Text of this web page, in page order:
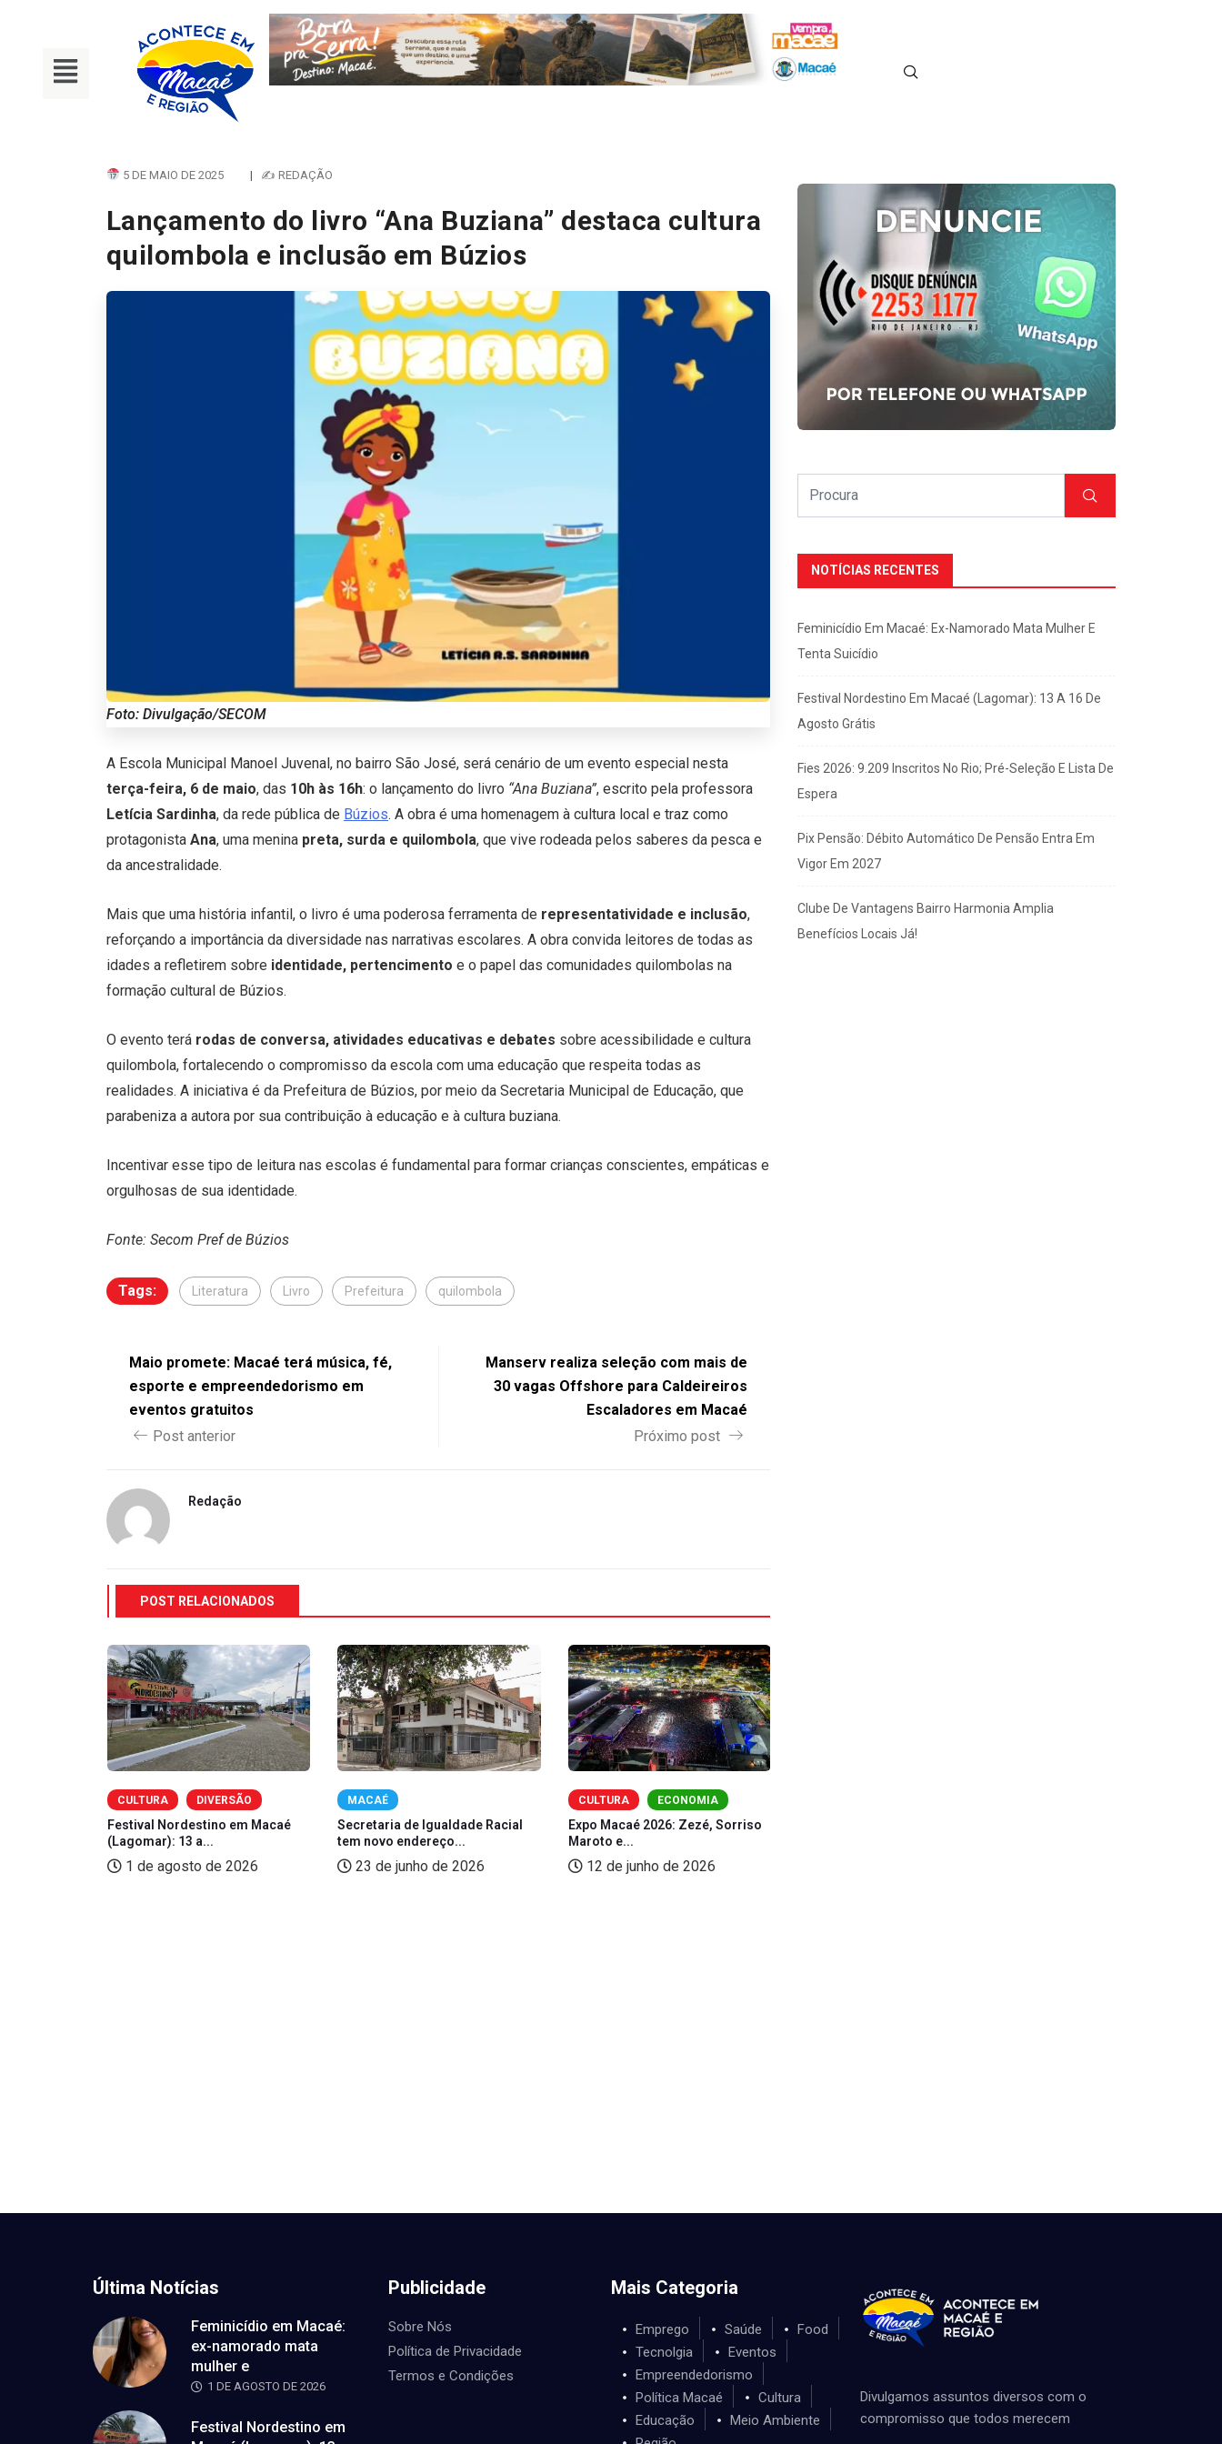
5 DE MAIO DE 2025 | ✍ REDAÇÃO
Lançamento do livro “Ana Buziana” destaca cultura
quilombola e inclusão em Búzios
Foto: Divulgação/SECOM
A Escola Municipal Manoel Juvenal, no bairro São José, será cenário de um evento especial nesta
terça-feira, 6 de maio, das 10h às 16h: o lançamento do livro “Ana Buziana”, escrito pela professora
Letícia Sardinha, da rede pública de Búzios. A obra é uma homenagem à cultura local e traz como
protagonista Ana, uma menina preta, surda e quilombola, que vive rodeada pelos saberes da pesca e
da ancestralidade.
Mais que uma história infantil, o livro é uma poderosa ferramenta de representatividade e inclusão,
reforçando a importância da diversidade nas narrativas escolares. A obra convida leitores de todas as
idades a refletirem sobre identidade, pertencimento e o papel das comunidades quilombolas na
formação cultural de Búzios.
O evento terá rodas de conversa, atividades educativas e debates sobre acessibilidade e cultura
quilombola, fortalecendo o compromisso da escola com uma educação que respeita todas as
realidades. A iniciativa é da Prefeitura de Búzios, por meio da Secretaria Municipal de Educação, que
parabeniza a autora por sua contribuição à educação e à cultura buziana.
Incentivar esse tipo de leitura nas escolas é fundamental para formar crianças conscientes, empáticas e
orgulhosas de sua identidade.
Fonte: Secom Pref de Búzios
Tags: Literatura Livro Prefeitura quilombola
Maio promete: Macaé terá música, fé,
esporte e empreendedorismo em
eventos gratuitos
Post anterior
Manserv realiza seleção com mais de
30 vagas Offshore para Caldeireiros
Escaladores em Macaé
Próximo post
Redação
POST RELACIONADOS
CULTURA DIVERSÃO
Festival Nordestino em Macaé
(Lagomar): 13 a...
1 de agosto de 2026
MACAÉ
Secretaria de Igualdade Racial
tem novo endereço...
23 de junho de 2026
CULTURA ECONOMIA
Expo Macaé 2026: Zezé, Sorriso
Maroto e...
12 de junho de 2026
NOTÍCIAS RECENTES
Feminicídio Em Macaé: Ex-Namorado Mata Mulher E
Tenta Suicídio
Festival Nordestino Em Macaé (Lagomar): 13 A 16 De
Agosto Grátis
Fies 2026: 9.209 Inscritos No Rio; Pré-Seleção E Lista De
Espera
Pix Pensão: Débito Automático De Pensão Entra Em
Vigor Em 2027
Clube De Vantagens Bairro Harmonia Amplia
Benefícios Locais Já!
Última Notícias
Feminicídio em Macaé:
ex-namorado mata
mulher e
1 DE AGOSTO DE 2026
Festival Nordestino em
Publicidade
Sobre Nós
Política de Privacidade
Termos e Condições
Mais Categoria
Emprego Saúde
Food
Tecnolgia
Eventos
Empreendedorismo
Política Macaé
Cultura
Educação
Meio Ambiente
Divulgamos assuntos diversos com o
compromisso que todos merecem